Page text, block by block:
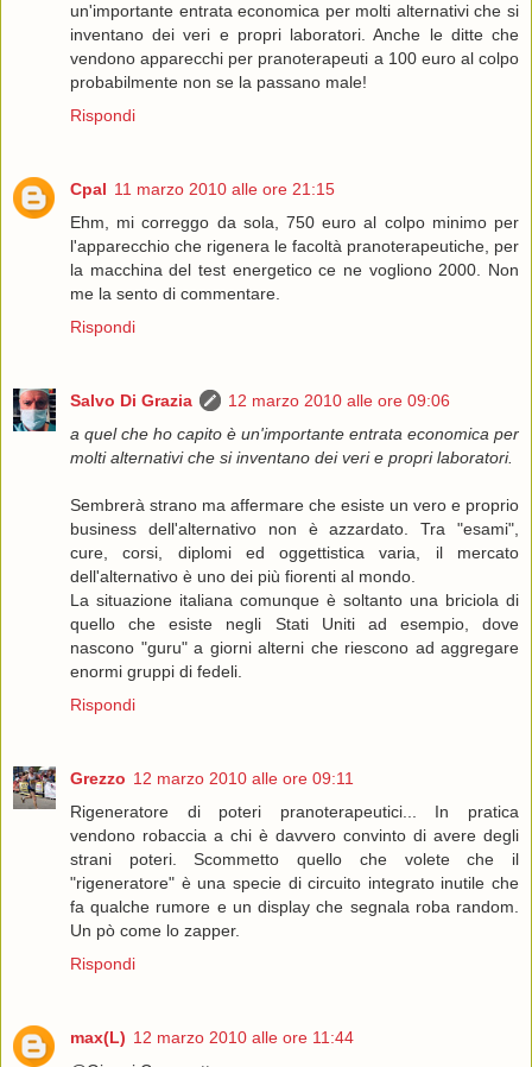
un'importante entrata economica per molti alternativi che si
inventano dei veri e propri laboratori. Anche le ditte che
vendono apparecchi per pranoterapeuti a 100 euro al colpo
probabilmente non se la passano male!
Rispondi
Cpal 11 marzo 2010 alle ore 21:15
Ehm, mi correggo da sola, 750 euro al colpo minimo per
l'apparecchio che rigenera le facoltà pranoterapeutiche, per
la macchina del test energetico ce ne vogliono 2000. Non
me la sento di commentare.
Rispondi
Salvo Di Grazia
12 marzo 2010 alle ore 09:06
a quel che ho capito è un'importante entrata economica per
molti alternativi che si inventano dei veri e propri laboratori.
Sembrerà strano ma affermare che esiste un vero e proprio
business dell'alternativo non è azzardato. Tra "esami",
cure, corsi, diplomi ed oggettistica varia, il mercato
dell'alternativo è uno dei più fiorenti al mondo.
La situazione italiana comunque è soltanto una briciola di
quello che esiste negli Stati Uniti ad esempio, dove
nascono "guru" a giorni alterni che riescono ad aggregare
enormi gruppi di fedeli.
Rispondi
Grezzo 12 marzo 2010 alle ore 09:11
Rigeneratore di poteri pranoterapeutici... In pratica
vendono robaccia a chi è davvero convinto di avere degli
strani poteri. Scommetto quello che volete che il
"rigeneratore" è una specie di circuito integrato inutile che
fa qualche rumore e un display che segnala roba random.
Un pò come lo zapper.
Rispondi
max(L) 12 marzo 2010 alle ore 11:44